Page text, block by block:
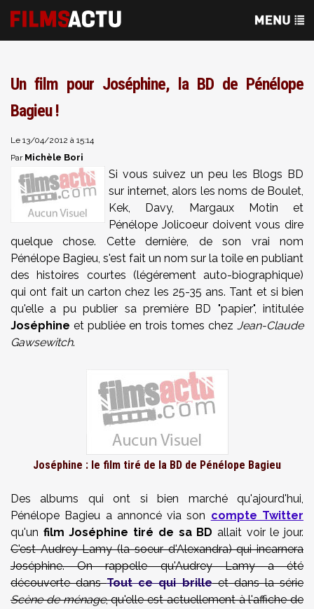
Un film pour Joséphine, la BD de Pénélope
Bagieu !
Le 13/04/2012 à 15:14
Par Michèle Bori
Si vous suivez un peu les Blogs BD
sur internet, alors les noms de Boulet,
Kek, Davy, Margaux Motin et
Pénélope Jolicoeur doivent vous dire
quelque chose. Cette dernière, de son vrai nom
Pénélope Bagieu, s'est fait un nom sur la toile en publiant
des histoires courtes (légérement auto-biographique)
qui ont fait un carton chez les 25-35 ans. Tant et si bien
qu'elle a pu publier sa première BD "papier", intitulée
Joséphine et publiée en trois tomes chez Jean-Claude
Gawsewitch.
Joséphine : le film tiré de la BD de Pénélope Bagieu
Des albums qui ont si bien marché qu'ajourd'hui,
Pénélope Bagieu a annoncé via son compte Twitter
qu'un film Joséphine tiré de sa BD allait voir le jour.
C'est Audrey Lamy (la soeur d'Alexandra) qui incarnera
Joséphine. On rappelle qu'Audrey Lamy a été
découverte dansTout ce qui brilleet dans la série
Scène de ménage, qu'elle est actuellement à l'affiche de